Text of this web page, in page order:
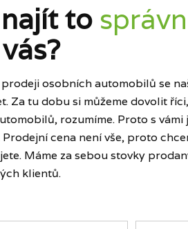
to
prodeji osobních automobilů se
Za tu dobu si můžeme dovolit
rozumíme. Proto s vámi
cena není vše, proto
Máme za sebou stovky
klientů.